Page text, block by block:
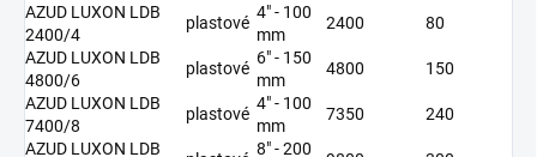
AZUD LUXON LDB
2400/4
plastové
4" - 100
mm
2400
80
AZUD LUXON LDB
4800/6
plastové
6" - 150
mm
4800
150
AZUD LUXON LDB
7400/8
plastové
4" - 100
mm
7350
240
AZUD LUXON LDB
8" - 200